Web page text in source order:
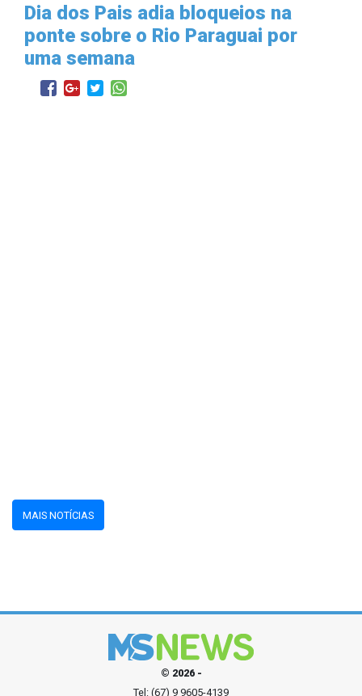
Dia dos Pais adia bloqueios na
ponte sobre o Rio Paraguai por
uma semana
MAIS NOTÍCIAS
© 2026 -
Tel: (67) 9 9605-4139